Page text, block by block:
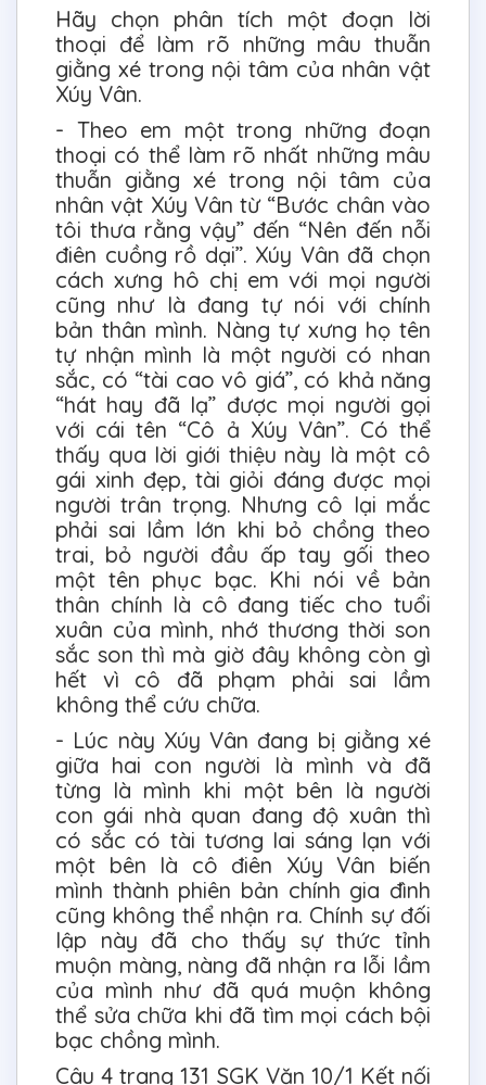
Hãy chọn phân tích một đoạn lời
thoại để làm rõ những mâu thuẫn
giằng xé trong nội tâm của nhân vật
Xúy Vân.
- Theo em một trong những đoạn
thoại có thể làm rõ nhất những mâu
thuẫn giằng xé trong nội tâm của
nhân vật Xúy Vân từ “Bước chân vào
tôi thưa rằng vậy” đến “Nên đến nỗi
điên cuồng rồ dại”. Xúy Vân đã chọn
cách xưng hô chị em với mọi người
cũng như là đang tự nói với chính
bản thân mình. Nàng tự xưng họ tên
tự nhận mình là một người có nhan
sắc, có “tài cao vô giá”, có khả năng
“hát hay đã lạ” được mọi người gọi
với cái tên “Cô ả Xúy Vân”. Có thể
thấy qua lời giới thiệu này là một cô
gái xinh đẹp, tài giỏi đáng được mọi
người trân trọng. Nhưng cô lại mắc
phải sai lầm lớn khi bỏ chồng theo
trai, bỏ người đầu ấp tay gối theo
một tên phục bạc. Khi nói về bản
thân chính là cô đang tiếc cho tuổi
xuân của mình, nhớ thương thời son
sắc son thì mà giờ đây không còn gì
hết vì cô đã phạm phải sai lầm
không thể cứu chữa.
- Lúc này Xúy Vân đang bị giằng xé
giữa hai con người là mình và đã
từng là mình khi một bên là người
con gái nhà quan đang độ xuân thì
có sắc có tài tương lai sáng lạn với
một bên là cô điên Xúy Vân biến
mình thành phiên bản chính gia đình
cũng không thể nhận ra. Chính sự đối
lập này đã cho thấy sự thức tỉnh
muộn màng, nàng đã nhận ra lỗi lầm
của mình như đã quá muộn không
thể sửa chữa khi đã tìm mọi cách bội
bạc chồng mình.
Câu 4 trang 131 SGK Văn 10/1 Kết nối